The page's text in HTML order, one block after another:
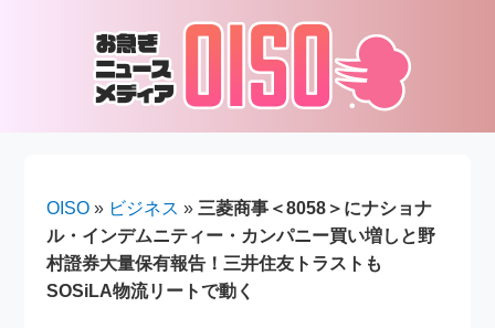
OISO » ビジネス » 三菱商事＜8058＞にナショナ
ル・インデムニティー・カンパニー買い増しと野
村證券大量保有報告！三井住友トラストも
SOSiLA物流リートで動く